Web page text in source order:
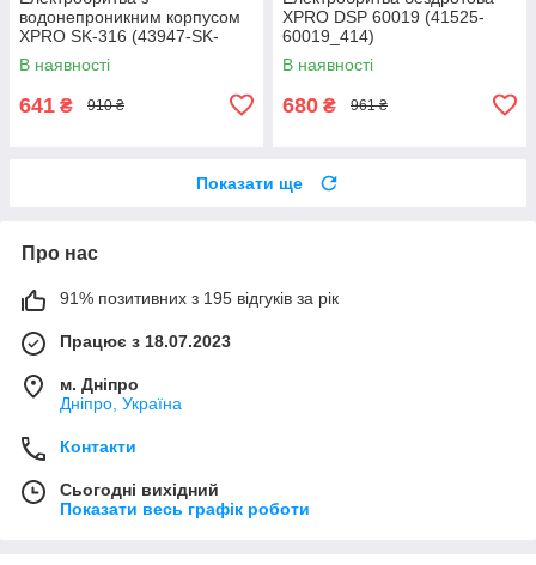
водонепроникним корпусом
XPRO SK-316 (43947-SK-
2023_261)
В наявності
641 ₴ 910 ₴
XPRO DSP 60019 (41525-
60019_414)
В наявності
680 ₴ 961 ₴
Показати ще
Про нас
91% позитивних з 195 відгуків за рік
Працює з 18.07.2023
м. Дніпро
Дніпро, Україна
Контакти
Сьогодні вихідний
Показати весь графік роботи